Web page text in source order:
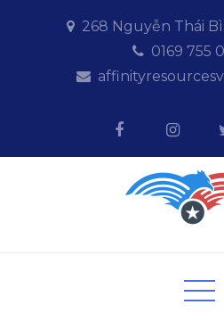
268 Nguyễn Thái
0169 755